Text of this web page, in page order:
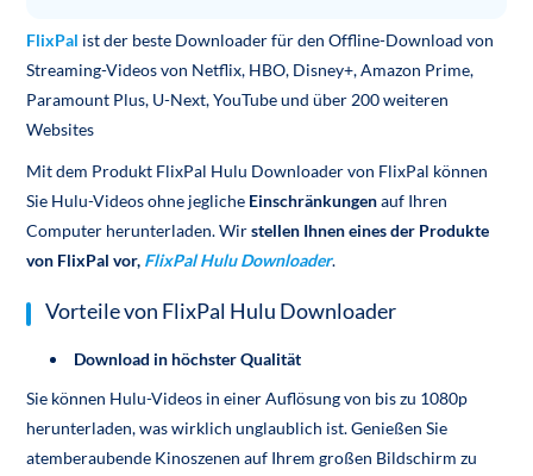
FlixPal ist der beste Downloader für den Offline-Download von
Streaming-Videos von Netflix, HBO, Disney+, Amazon Prime,
Paramount Plus, U-Next, YouTube und über 200 weiteren
Websites
Mit dem Produkt FlixPal Hulu Downloader von FlixPal können
Sie Hulu-Videos ohne jegliche Einschränkungenauf Ihren
Computer herunterladen. Wirstellen Ihnen eines der Produkte
von FlixPal vor, FlixPal Hulu Downloader.
Vorteile von FlixPal Hulu Downloader
Download in höchster Qualität
Sie können Hulu-Videos in einer Auflösung von bis zu 1080p
herunterladen, was wirklich unglaublich ist. Genießen Sie
atemberaubende Kinoszenen auf Ihrem großen Bildschirm zu